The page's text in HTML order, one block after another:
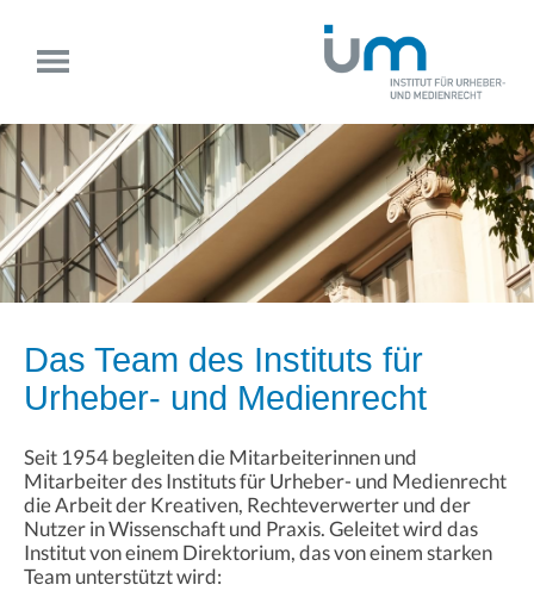
Das Team des Instituts für
Urheber- und Medienrecht
Seit 1954 begleiten die Mitarbeiterinnen und
Mitarbeiter des Instituts für Urheber- und Medienrecht
die Arbeit der Kreativen, Rechteverwerter und der
Nutzer in Wissenschaft und Praxis. Geleitet wird das
Institut von einem Direktorium, das von einem starken
Team unterstützt wird: